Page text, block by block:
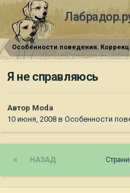
Особенности поведения.
Я не справляюсь
Автор Moda
10 июня, 2008 в Особенности
НАЗАД